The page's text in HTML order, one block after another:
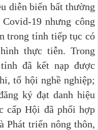
diễn biến bất thường
19 nhưng công
trong tỉnh tiếp tục có
thực tiễn. Trong
đã kết nạp được
tổ hội nghề nghiệp;
ký đạt danh hiệu
cấp Hội đã phối hợp
Phát triển nông thôn,